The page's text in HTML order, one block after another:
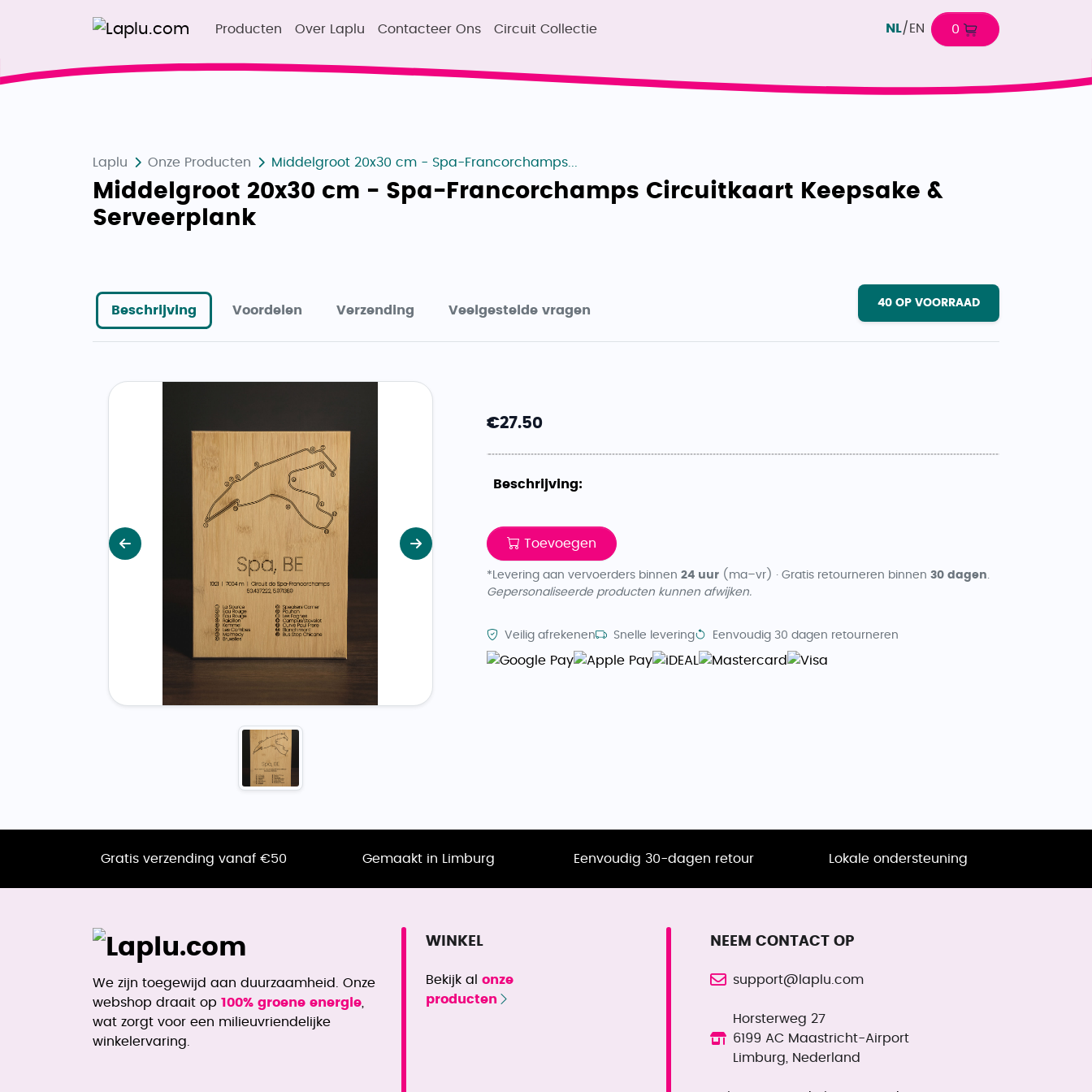
Producten Over Laplu Contacteer Ons Circuit Collectie NL/ EN 0
Laplu Onze Producten Middelgroot 20x30 cm - Spa-Francorchamps...
Middelgroot 20x30 cm - Spa-Francorchamps Circuitkaart Keepsake &
Serveerplank
Beschrijving Voordelen Verzending Veelgestelde vragen
40 OP VOORRAAD
Vorige Volgende
€27.50
Beschrijving:
Toevoegen
*Levering aan vervoerders binnen 24 uur (ma–vr) · Gratis retourneren binnen 30 dagen.
Gepersonaliseerde producten kunnen afwijken.
Veilig afrekenen Snelle levering Eenvoudig 30 dagen retourneren
Gratis verzending vanaf €50 Gemaakt in Limburg Eenvoudig 30-dagen retour Lokale ondersteuning
We zijn toegewijd aan duurzaamheid. Onze
webshop draait op 100% groene energie,
wat zorgt voor een milieuvriendelijke
winkelervaring.
WINKEL
Bekijk al
onze
producten
NEEM CONTACT OP
support@laplu.com
Horsterweg 27
6199 AC Maastricht-Airport
Limburg, Nederland